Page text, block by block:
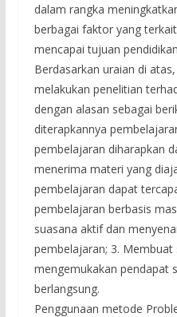
dalam rangka
berbagai faktor yang
mencapai tujuan
Berdasarkan uraian di
melakukan penelitian
dengan alasan sebagai
diterapkannya
pembelajaran diharapkan
menerima materi yang
pembelajaran dapat
pembelajaran berbasis
suasana aktif dan
pembelajaran; 3.
mengemukakan pendapat
berlangsung.
Penggunaan metode